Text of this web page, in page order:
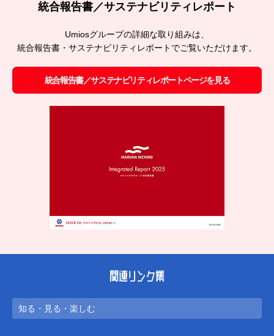
統合報告書／サステナビリティレポート
Umiosグループの詳細な取り組みは、
統合報告書・サステナビリティレポートでご覧いただけます。
統合報告書／サステナビリティレポートページを見る
関連リンク集
知る・見る・楽しむ